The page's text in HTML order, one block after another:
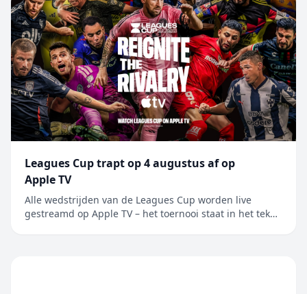
Leagues Cup trapt op 4 augustus af op
Apple TV
Alle wedstrijden van de Leagues Cup worden live
gestreamd op Apple TV – het toernooi staat in het teken